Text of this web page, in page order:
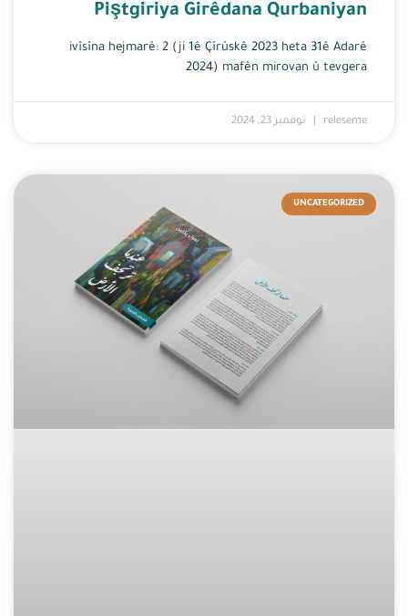
Piştgiriya Girêdana Qurbaniyan
ivîsîna hejmarê: 2 (ji 1ê Çîrûskê 2023 heta 31ê Adarê
2024) mafên mirovan û tevgera
releseme نوفمبر 23, 2024
UNCATEGORIZED